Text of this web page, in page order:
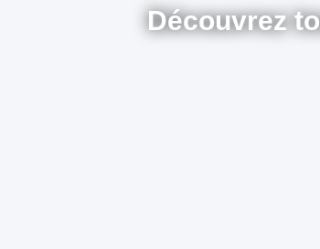
Découvrez